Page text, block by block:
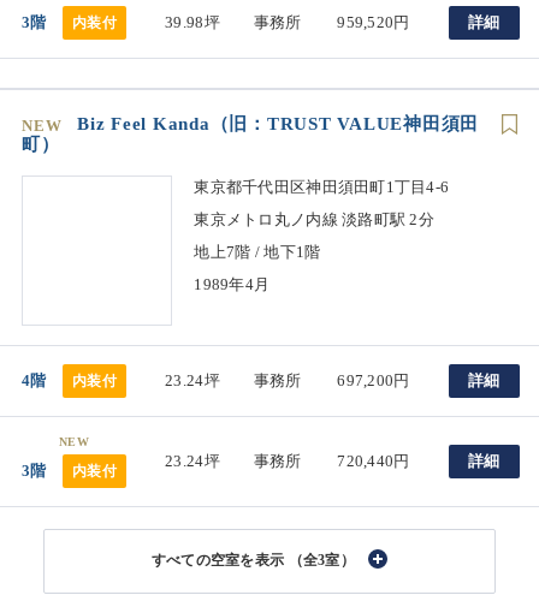
3階 内装付 39.98坪 事務所 959,520円 詳細
NEW
Biz Feel Kanda（旧：TRUST VALUE神田須田
町）
東京都千代田区神田須田町1丁目4-6
東京メトロ丸ノ内線 淡路町駅 2分
地上7階 / 地下1階
1989年4月
4階 内装付 23.24坪 事務所 697,200円 詳細
NEW
3階 内装付
23.24坪 事務所 720,440円 詳細
（全3室）